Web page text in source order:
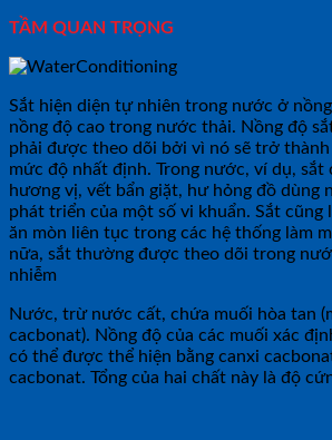
TẦM QUAN TRỌNG
Sắt hiện diện tự nhiên trong nước ở
nồng độ cao trong nước thải. Nồng độ
phải được theo dõi bởi vì nó sẽ trở
mức độ nhất định. Trong nước, ví dụ, sắt
hương vị, vết bẩn giặt, hư hỏng đồ dùng
phát triển của một số vi khuẩn. Sắt cũng
ăn mòn liên tục trong các hệ thống làm
nữa, sắt thường được theo dõi trong
nhiễm
Nước, trừ nước cất, chứa muối hòa tan
cacbonat). Nồng độ của các muối xác
có thể được thể hiện bằng canxi
cacbonat. Tổng của hai chất này là độ